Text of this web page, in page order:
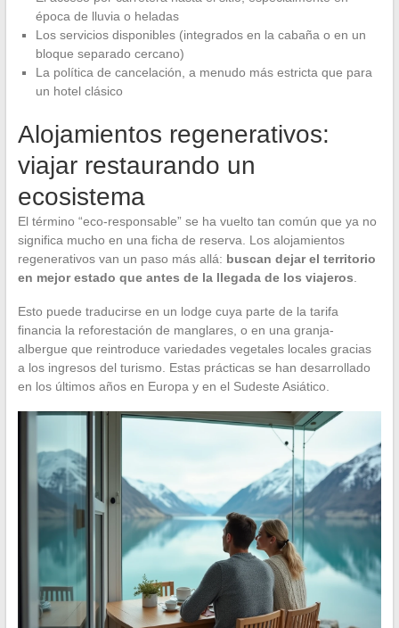
época de lluvia o heladas
Los servicios disponibles (integrados en la cabaña o en un
bloque separado cercano)
La política de cancelación, a menudo más estricta que para
un hotel clásico
Alojamientos regenerativos:
viajar restaurando un
ecosistema
El término “eco-responsable” se ha vuelto tan común que ya no
significa mucho en una ficha de reserva. Los alojamientos
regenerativos van un paso más allá: buscan dejar el territorio
en mejor estado que antes de la llegada de los viajeros
Esto puede traducirse en un lodge cuya parte de la tarifa
financia la reforestación de manglares, o en una granja-
albergue que reintroduce variedades vegetales locales gracias
a los ingresos del turismo. Estas prácticas se han desarrollado
en los últimos años en Europa y en el Sudeste Asiático.